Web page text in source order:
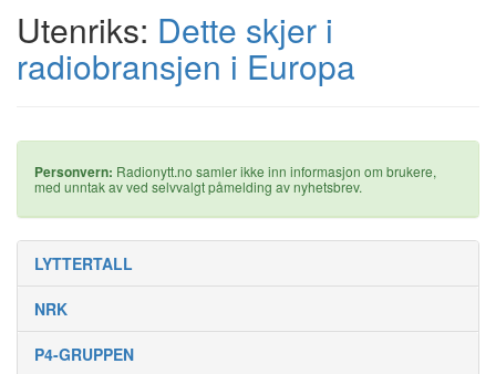
Utenriks: Dette skjer i
radiobransjen i Europa
Personvern: Radionytt.no samler ikke inn informasjon om brukere,
med unntak av ved selvvalgt påmelding av nyhetsbrev.
LYTTERTALL
NRK
P4-GRUPPEN